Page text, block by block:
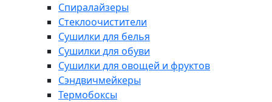
Спиралайзеры
Стеклоочистители
Сушилки для белья
Сушилки для обуви
Сушилки для овощей и фруктов
Сэндвичмейкеры
Термобоксы